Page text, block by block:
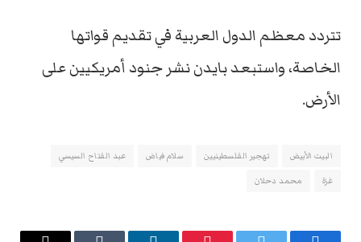
تتردد معظم الدول العربية في تقديم قواتها
الخاصة، واستبعد بايدن نشر جنود أمريكيين على
الأرض.
البيت الأبيض تهجير الفلسطينيين سلام فياض
عبد الفتاح السيسي
غزة
محمد دحلان